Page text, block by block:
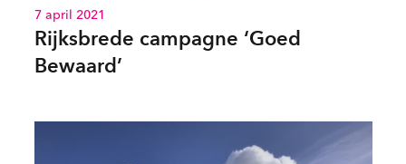
7 april 2021
Rijksbrede campagne ‘Goed
Bewaard’